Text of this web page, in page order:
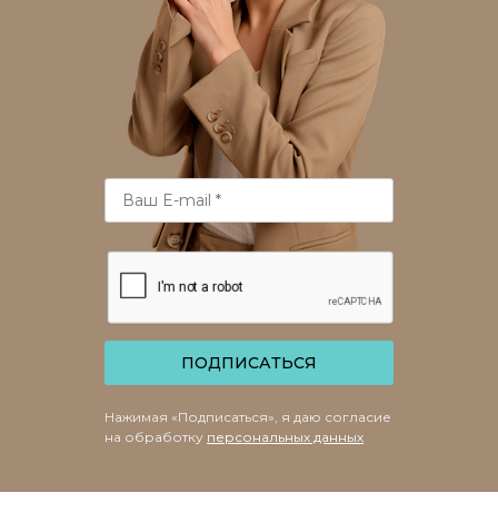
ПОДПИСАТЬСЯ
Нажимая «Подписаться», я даю согласие
на обработку персональных данных